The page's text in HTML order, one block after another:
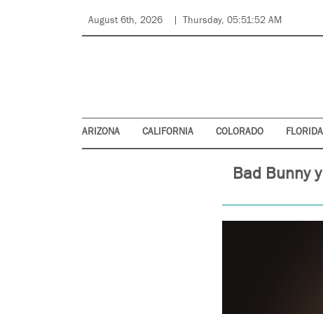
August 6th, 2026 Thursday, 05:51:52 AM
ARIZONA CALIFORNIA COLORADO FLORIDA
Bad Bunny